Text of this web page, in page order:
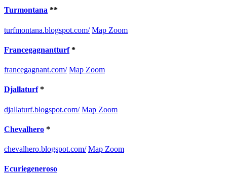
Turmontana **
turfmontana.blogspot.com/ Map Zoom
Francegagnantturf*
francegagnant.com/ Map Zoom
Djallaturf*
djallaturf.blogspot.com/ Map Zoom
Chevalhero *
chevalhero.blogspot.com/ Map Zoom
Ecuriegeneroso